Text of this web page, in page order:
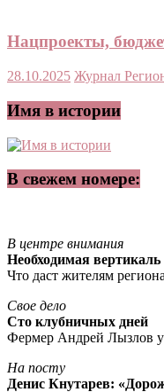
Нацпроекты,
28.10.2025 Журнал
Имя в истории
В свежем номере:
В центре внимания
Необходимая вертикаль
Что даст жителям
Свое дело
Сто клубничных дней
Фермер Андрей Лызлов
На посту
Денис Кнутарев: